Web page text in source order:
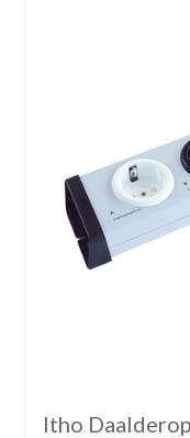
Itho